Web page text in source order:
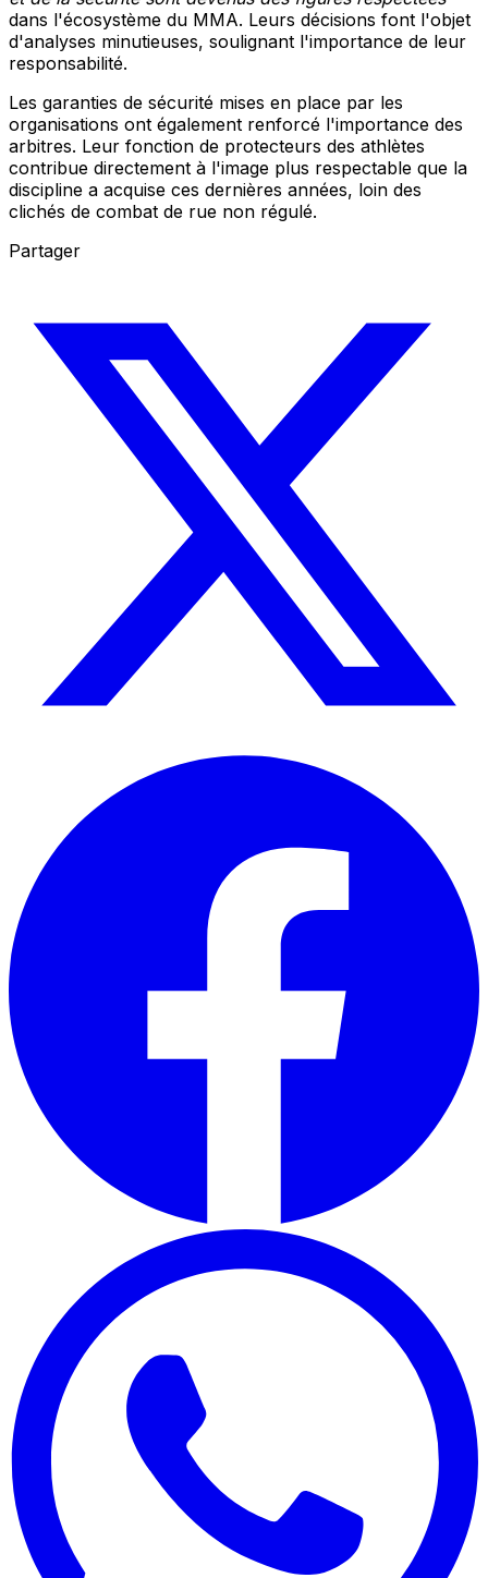
dans l'écosystème du MMA. Leurs décisions font l'objet
d'analyses minutieuses, soulignant l'importance de leur
responsabilité.
Les garanties de sécurité mises en place par les
organisations ont également renforcé l'importance des
arbitres. Leur fonction de protecteurs des athlètes
contribue directement à l'image plus respectable que la
discipline a acquise ces dernières années, loin des
clichés de combat de rue non régulé.
Partager